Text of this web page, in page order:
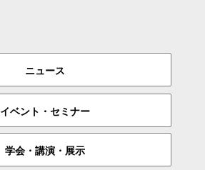
ニュース
イベント・セミナー
学会・講演・展示